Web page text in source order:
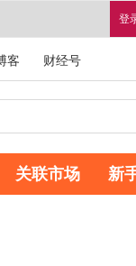
登
客 财经号
关联市场 新